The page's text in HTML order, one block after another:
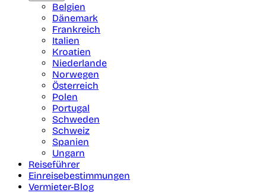
Belgien
Dänemark
Frankreich
Italien
Kroatien
Niederlande
Norwegen
Österreich
Polen
Portugal
Schweden
Schweiz
Spanien
Ungarn
Reiseführer
Einreisebestimmungen
Vermieter-Blog